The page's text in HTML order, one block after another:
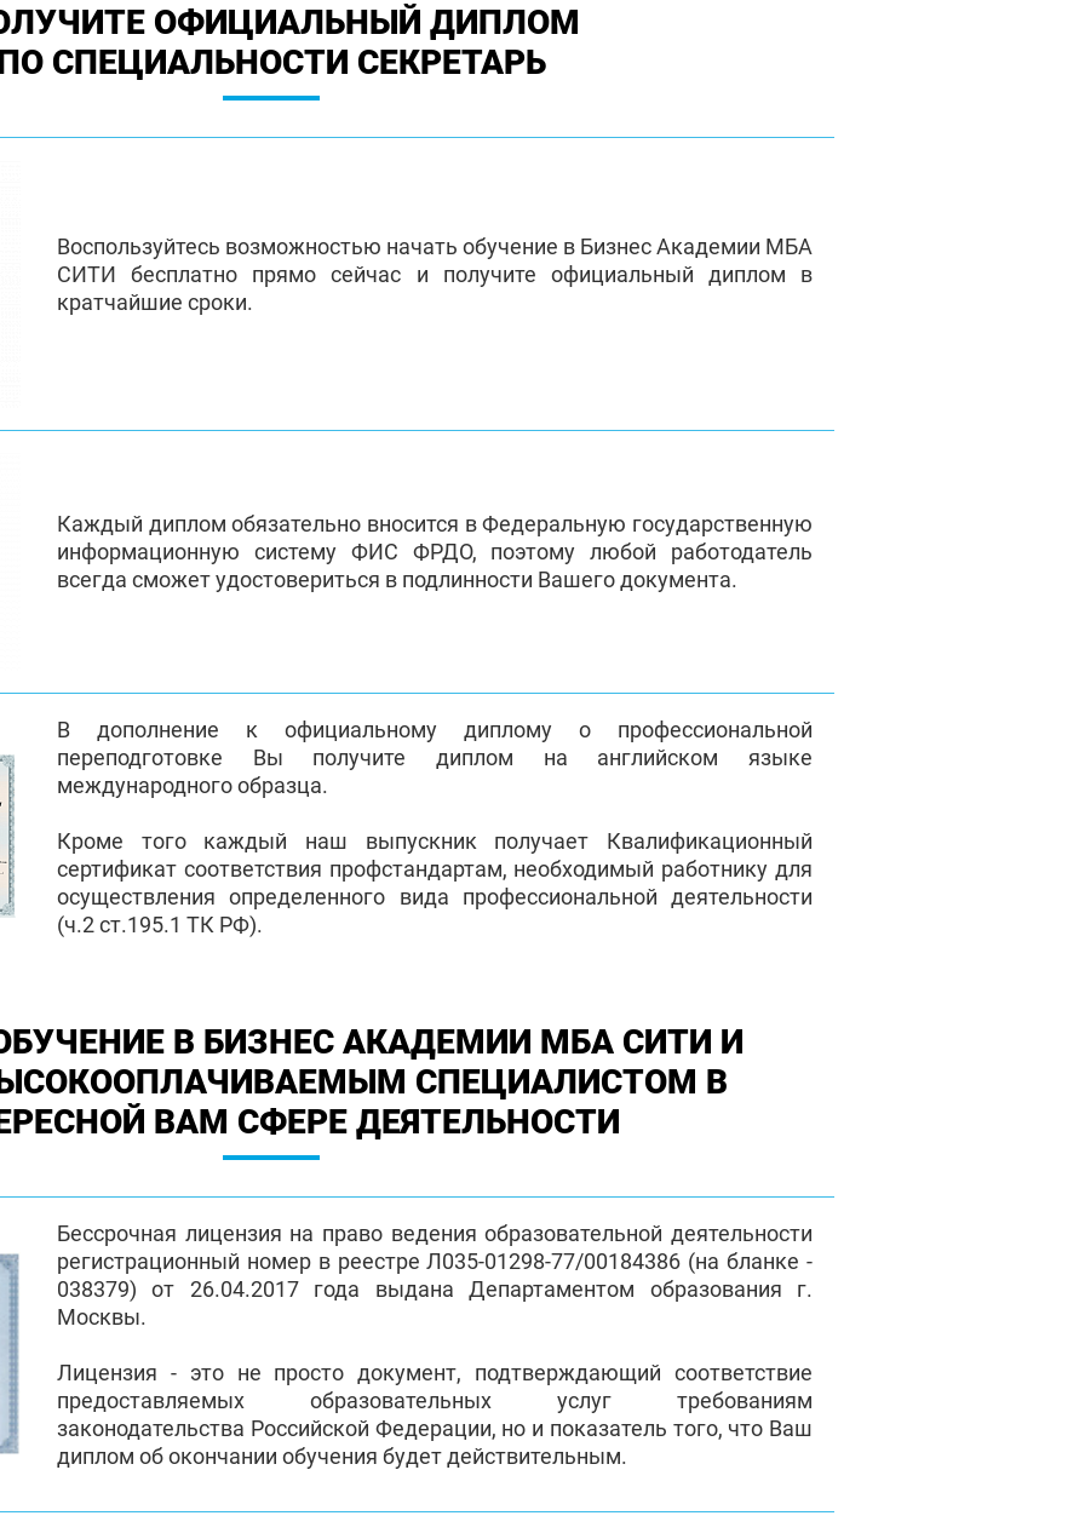
ОФИЦИАЛЬНЫЙ ДИПЛОМ
СПЕЦИАЛЬНОСТИ СЕКРЕТАРЬ
Воспользуйтесь возможностью начать обучение в Бизнес Академии МБА
СИТИ бесплатно прямо сейчас и получите официальный диплом в
кратчайшие сроки.
Каждый диплом обязательно вносится в Федеральную государственную
информационную систему ФИС ФРДО, поэтому любой работодатель
всегда сможет удостовериться в подлинности Вашего документа.
В дополнение к официальному диплому о профессиональной
переподготовке Вы получите диплом на английском языке
международного образца.
Кроме того каждый наш выпускник получает Квалификационный
сертификат соответствия профстандартам, необходимый работнику для
осуществления определенного вида профессиональной деятельности
(ч.2 ст.195.1 ТК РФ).
В БИЗНЕС АКАДЕМИИ МБА СИТИ И
СПЕЦИАЛИСТОМ В
ВАМ СФЕРЕ ДЕЯТЕЛЬНОСТИ
Бессрочная лицензия на право ведения образовательной деятельности
регистрационный номер в реестре Л035-01298-77/00184386 (на бланке -
038379) от 26.04.2017 года выдана Департаментом образования г.
Москвы.
Лицензия - это не просто документ, подтверждающий соответствие
предоставляемых образовательных услуг требованиям
законодательства Российской Федерации, но и показатель того, что Ваш
диплом об окончании обучения будет действительным.